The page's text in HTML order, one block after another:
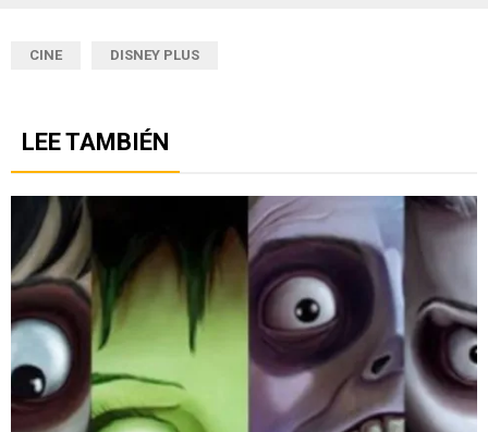
CINE DISNEY PLUS
LEE TAMBIÉN